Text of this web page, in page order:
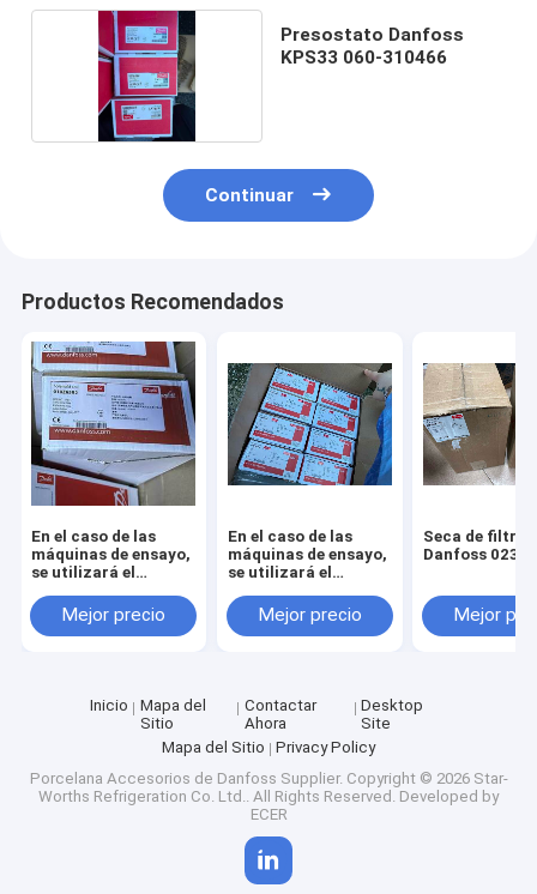
Presostato Danfoss
KPS33 060-310466
Continuar
Productos Recomendados
En el caso de las
máquinas de ensayo,
se utilizará el
la máquina de
ensayo.
Mejor precio
En el caso de las
máquinas de ensayo,
se utilizará el
las máquinas de
ensayo.
Mejor precio
Seca de filtros
Danfoss
Mejor
Inicio
Mapa del
Sitio
Contactar
Ahora
Desktop
Site
Mapa del Sitio
Privacy Policy
Porcelana Accesorios de Danfoss Supplier. Copyright © 2026 Star-
Worths Refrigeration Co. Ltd.. All Rights Reserved. Developed by
ECER